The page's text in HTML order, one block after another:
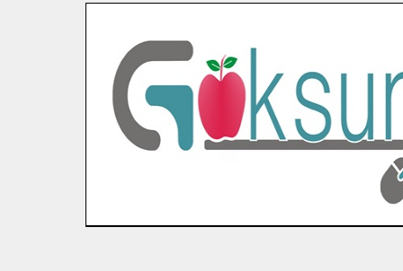
İlçe Jandarma Komutanı Karakaya’dan
Bertiz’in Yeni Köprüsünde Sona Doğru.